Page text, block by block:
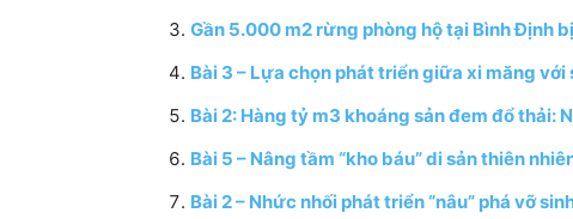
Gần 5.000 m2 rừng phòng hộ tại Bình Định
Bài 3 – Lựa chọn phát triển giữa xi măng
Bài 2: Hàng tỷ m3 khoáng sản đem đổ thải:
Bài 5 – Nâng tầm “kho báu” di sản thiên
Bài 2 – Nhức nhối phát triển “nâu” phá vỡ